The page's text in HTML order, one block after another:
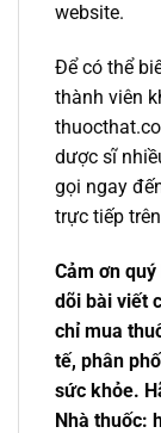
website.
Để có thể
thành viên
dược sĩ
gọi ngay
trực tiếp
Cảm ơn
dõi bài viết
chỉ mua
tế, phân
sức khỏe.
Nhà thuốc: